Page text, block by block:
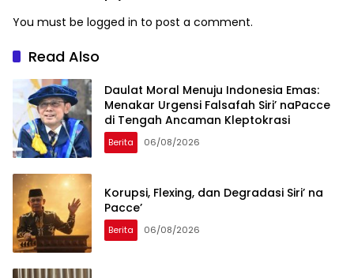
You must be logged in to post a comment.
Read Also
Daulat Moral Menuju Indonesia Emas:
Menakar Urgensi Falsafah Siri’ naPacce
di Tengah Ancaman Kleptokrasi
Berita 06/08/2026
Korupsi, Flexing, dan Degradasi Siri’ na
Pacce’
Berita 06/08/2026